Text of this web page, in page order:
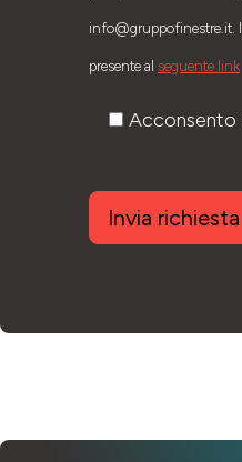
info@gruppofinestre.it.
presente al seguente link
Invia richiesta